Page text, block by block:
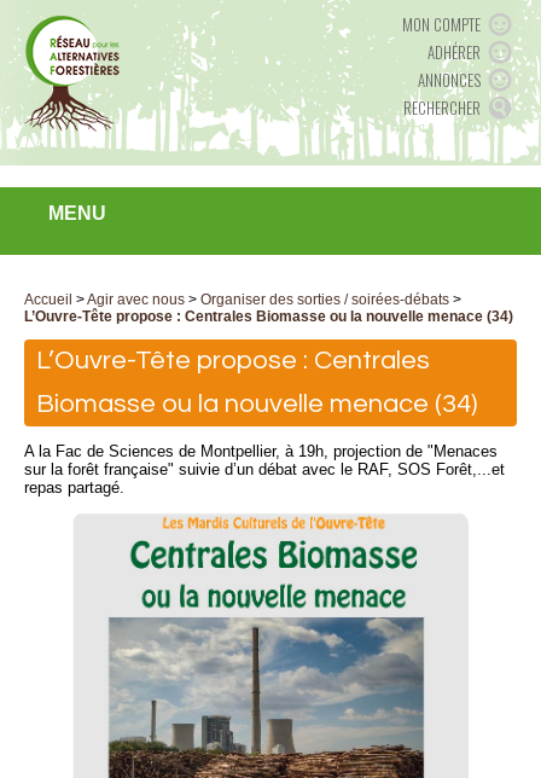
MON COMPTE
ADHÉRER
ANNONCES
RECHERCHER
MENU
Accueil >Agir avec nous > Organiser des sorties / soirées-débats >
L’Ouvre-Tête propose : Centrales Biomasse ou la nouvelle menace (34)
L’Ouvre-Tête propose : Centrales
Biomasse ou la nouvelle menace (34)
A la Fac de Sciences de Montpellier, à 19h, projection de "Menaces
sur la forêt française" suivie d’un débat avec le RAF, SOS Forêt,...et
repas partagé.